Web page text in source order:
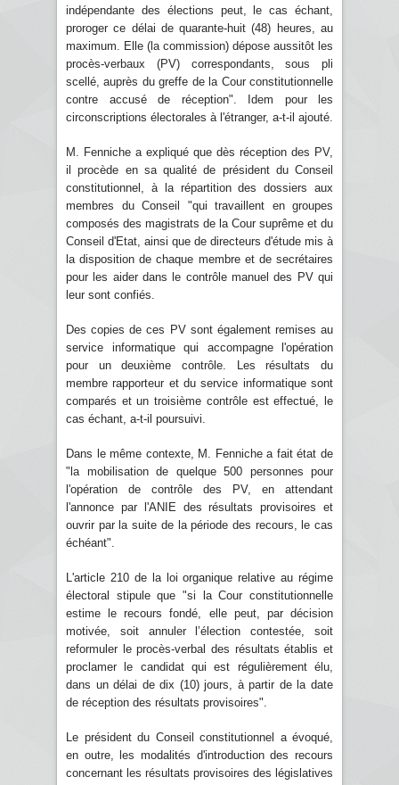
indépendante des élections peut, le cas échant,
proroger ce délai de quarante-huit (48) heures, au
maximum. Elle (la commission) dépose aussitôt les
procès-verbaux (PV) correspondants, sous pli
scellé, auprès du greffe de la Cour constitutionnelle
contre accusé de réception". Idem pour les
circonscriptions électorales à l'étranger, a-t-il ajouté.
M. Fenniche a expliqué que dès réception des PV,
il procède en sa qualité de président du Conseil
constitutionnel, à la répartition des dossiers aux
membres du Conseil "qui travaillent en groupes
composés des magistrats de la Cour suprême et du
Conseil d'Etat, ainsi que de directeurs d'étude mis à
la disposition de chaque membre et de secrétaires
pour les aider dans le contrôle manuel des PV qui
leur sont confiés.
Des copies de ces PV sont également remises au
service informatique qui accompagne l'opération
pour un deuxième contrôle. Les résultats du
membre rapporteur et du service informatique sont
comparés et un troisième contrôle est effectué, le
cas échant, a-t-il poursuivi.
Dans le même contexte, M. Fenniche a fait état de
"la mobilisation de quelque 500 personnes pour
l'opération de contrôle des PV, en attendant
l'annonce par l'ANIE des résultats provisoires et
ouvrir par la suite de la période des recours, le cas
échéant".
L'article 210 de la loi organique relative au régime
électoral stipule que "si la Cour constitutionnelle
estime le recours fondé, elle peut, par décision
motivée, soit annuler l’élection contestée, soit
reformuler le procès-verbal des résultats établis et
proclamer le candidat qui est régulièrement élu,
dans un délai de dix (10) jours, à partir de la date
de réception des résultats provisoires".
Le président du Conseil constitutionnel a évoqué,
en outre, les modalités d'introduction des recours
concernant les résultats provisoires des législatives